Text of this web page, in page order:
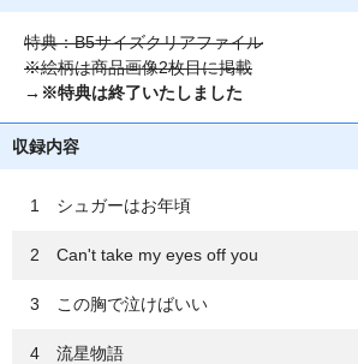
特典：B5サイズクリアファイル
※絵柄は商品画像2枚目に掲載
→※特典は終了いたしました
収録内容
1 シュガーはお年頃
2 Can't take my eyes off you
3 この胸で泣けばいい
4 流星物語